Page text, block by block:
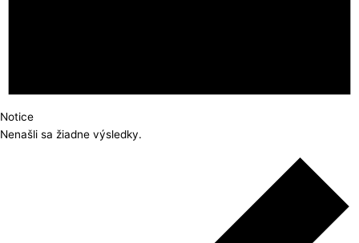
Notice
Nenašli sa žiadne výsledky.